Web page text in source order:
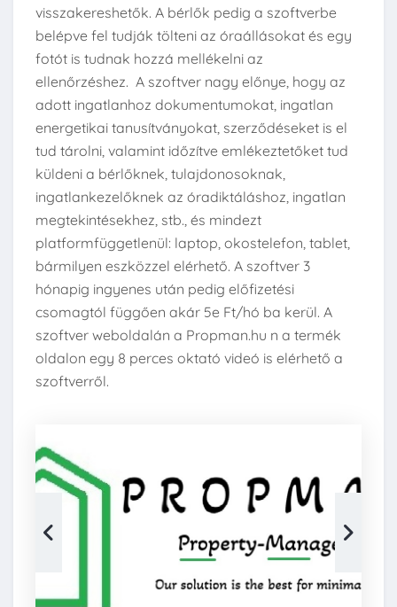
visszakereshetők. A bérlők pedig a szoftverbe
belépve fel tudják tölteni az óraállásokat és egy
fotót is tudnak hozzá mellékelni az
ellenőrzéshez. A szoftver nagy előnye, hogy az
adott ingatlanhoz dokumentumokat, ingatlan
energetikai tanusítványokat, szerződéseket is el
tud tárolni, valamint időzítve emlékeztetőket tud
küldeni a bérlőknek, tulajdonosoknak,
ingatlankezelőknek az óradiktáláshoz, ingatlan
megtekintésekhez, stb., és mindezt
platformfüggetlenül: laptop, okostelefon, tablet,
bármilyen eszközzel elérhető. A szoftver 3
hónapig ingyenes után pedig előfizetési
csomagtól függően akár 5e Ft/hó ba kerül. A
szoftver weboldalán a Propman.hu n a termék
oldalon egy 8 perces oktató videó is elérhető a
szoftverről.